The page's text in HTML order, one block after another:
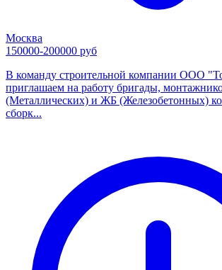
Москва
150000-200000 руб
В команду строительной компании ООО
приглашаем на работу бригады,
(Металлических) и ЖБ (Железобетонных)
сборк...